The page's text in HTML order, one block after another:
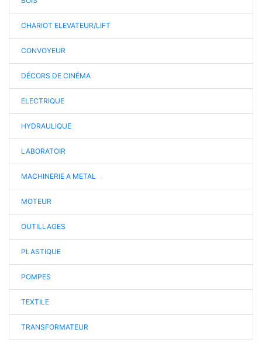
CHARIOT ELEVATEUR/LIFT
CONVOYEUR
DÉCORS DE CINÉMA
ELECTRIQUE
HYDRAULIQUE
LABORATOIR
MACHINERIE A METAL
MOTEUR
OUTILLAGES
PLASTIQUE
POMPES
TEXTILE
TRANSFORMATEUR